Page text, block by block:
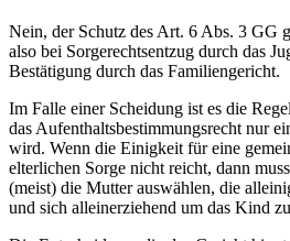
Nein, der Schutz des Art. 6 Abs. 3 GG
also bei Sorgerechtsentzug durch das
Bestätigung durch das Familiengericht.
Im Falle einer Scheidung ist es die
das Aufenthaltsbestimmungsrecht nur
wird. Wenn die Einigkeit für eine
elterlichen Sorge nicht reicht, dann
(meist) die Mutter auswählen, die
und sich alleinerziehend um das Kind